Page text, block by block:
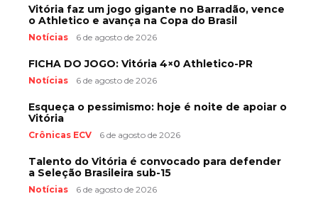
Vitória faz um jogo gigante no Barradão, vence
o Athletico e avança na Copa do Brasil
Notícias 6 de agosto de 2026
FICHA DO JOGO: Vitória 4×0 Athletico-PR
Notícias 6 de agosto de 2026
Esqueça o pessimismo: hoje é noite de apoiar o
Vitória
Crônicas ECV 6 de agosto de 2026
Talento do Vitória é convocado para defender
a Seleção Brasileira sub-15
Notícias 6 de agosto de 2026